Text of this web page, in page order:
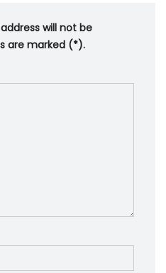
will not be
are marked (*).